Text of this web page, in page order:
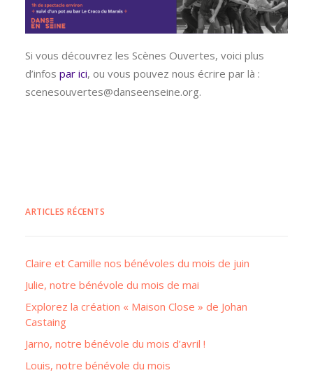
Si vous découvrez les Scènes Ouvertes, voici plus
d’infos par ici, ou vous pouvez nous écrire par là :
scenesouvertes@danseenseine.org.
ARTICLES RÉCENTS
Claire et Camille nos bénévoles du mois de juin
Julie, notre bénévole du mois de mai
Explorez la création « Maison Close » de Johan
Castaing
Jarno, notre bénévole du mois d’avril !
Louis, notre bénévole du mois